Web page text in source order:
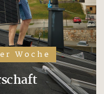
Woche